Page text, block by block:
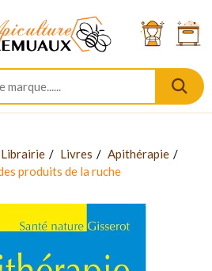
Librairie Livres
Apithérapie
produits de la ruche